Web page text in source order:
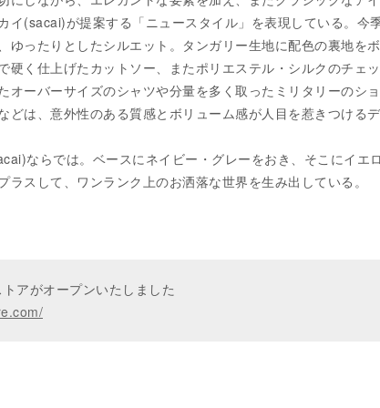
イ(sacai)が提案する「ニュースタイル」を表現している。今
ゆったりとしたシルエット。タンガリー生地に配色の裏地を
硬く仕上げたカットソー、またポリエステル・シルクのチェッ
オーバーサイズのシャツや分量を多く取ったミリタリーのシ
どは、意外性のある質感とボリューム感が人目を惹きつける
ならでは。ベースにネイビー・グレーをおき、そこにイエ
ラスして、ワンランク上のお洒落な世界を生み出している。
アがオープンいたしました